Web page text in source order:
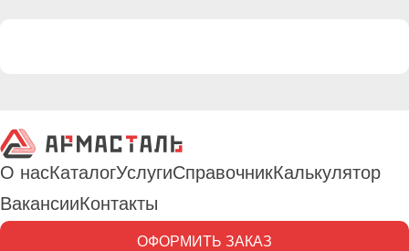
О насКаталогУслугиСправочникКалькулятор
ВакансииКонтакты
ОФОРМИТЬ ЗАКАЗ